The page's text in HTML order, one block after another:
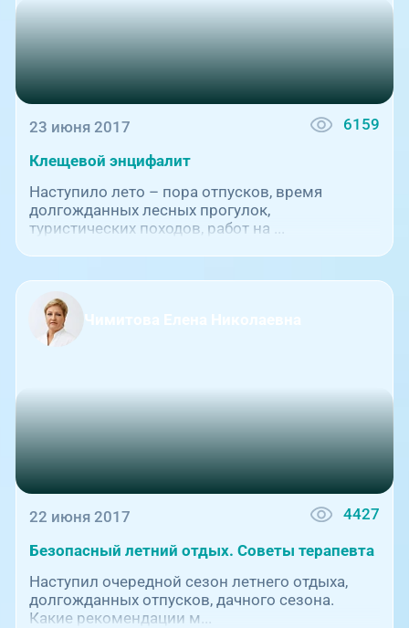
23 июня 2017 6159
Клещевой энцифалит
Наступило лето – пора отпусков, время
долгожданных лесных прогулок,
туристических походов, работ на ...
Чимитова Елена Николаевна
22 июня 2017 4427
Безопасный летний отдых. Советы терапевта
Наступил очередной сезон летнего отдыха,
долгожданных отпусков, дачного сезона.
Какие рекомендации м...